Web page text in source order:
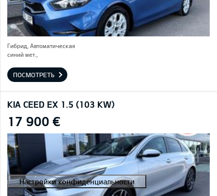
Гибрид, Автоматическая
синий мет.,
ПОСМОТРЕТЬ
KIA CEED EX 1.5 (103 KW)
17 900 €